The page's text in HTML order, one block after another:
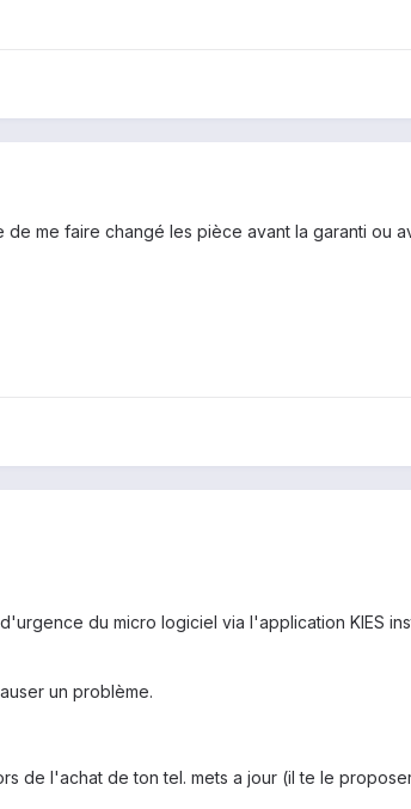
me faire changé les pièce avant la garanti ou
du micro logiciel via l'application KIES
un problème.
de l'achat de ton tel. mets a jour (il te le